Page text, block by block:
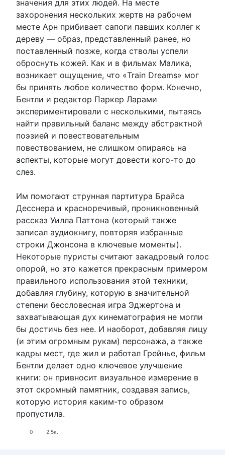
значения для этих людей. На месте
захоронения нескольких жертв на рабочем
месте Арн прибивает сапоги павших коллег к
дереву — образ, представленный ранее, но
поставленный позже, когда стволы успели
оброснуть кожей. Как и в фильмах Малика,
возникает ощущение, что «Train Dreams» мог
бы принять любое количество форм. Конечно,
Бентли и редактор Паркер Ларами
экспериментировали с несколькими, пытаясь
найти правильный баланс между абстрактной
поэзией и повествовательным
повествованием, не слишком опираясь на
аспекты, которые могут довести кого-то до
слез.
Им помогают струнная партитура Брайса
Десснера и красноречивый, проникновенный
рассказ Уилла Паттона (который также
записал аудиокнигу, повторяя избранные
строки Джонсона в ключевые моменты).
Некоторые пуристы считают закадровый голос
опорой, но это кажется прекрасным примером
правильного использования этой техники,
добавляя глубину, которую в значительной
степени бессловесная игра Эджертона и
захватывающая дух кинематография не могли
бы достичь без нее. И наоборот, добавляя лицу
(и этим огромным рукам) персонажа, а также
кадры мест, где жил и работал Грейнье, фильм
Бентли делает одно ключевое улучшение
книги: он привносит визуальное измерение в
этот скромный памятник, создавая запись,
которую история каким-то образом
пропустила.
0 2.5к.